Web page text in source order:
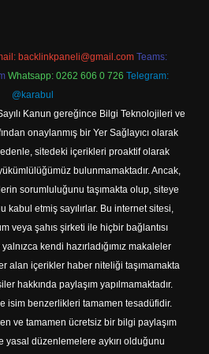
backlinkpaneli@gmail.com Teams:
Whatsapp: 0262 606 0 726 Telegram:
@karabul
Kanun gereğince Bilgi Teknolojileri ve
onaylanmış bir Yer Sağlayıcı olarak
sitedeki içerikleri proaktif olarak
bulunmamaktadır. Ancak,
sorumluluğunu taşımakta olup, siteye
kabul etmiş sayılırlar. Bu internet sitesi,
veya şahıs şirketi ile hiçbir bağlantısı
kendi hazırladığımız makaleler
alan içerikler haber niteliği taşımamakta
hakkında paylaşım yapılmamaktadır.
isim benzerlikleri tamamen tesadüfidir.
ve tamamen ücretsiz bir bilgi paylaşım
yasal düzenlemelere aykırı olduğunu